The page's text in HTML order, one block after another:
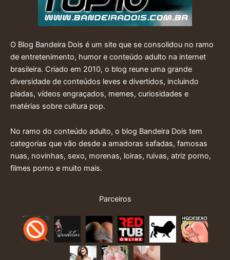
O Blog Bandeira Dois é um site que se consolidou no ramo
de entretenimento, humor e conteúdo adulto na internet
brasileira. Criado em 2010, o blog reune uma grande
diversidade de conteúdos leves e divertidos, incluindo
piadas, vídeos engraçados, memes, curiosidades e
matérias sobre cultura pop.
No ramo do conteúdo adulto, o blog Bandeira Dois tem
categorias que vão desde a amadoras safadas, famosas
nuas, novinhas, sexo, morenas, loiras, ruivas, atriz porno,
filmes porno e muito mais.
Parceiros